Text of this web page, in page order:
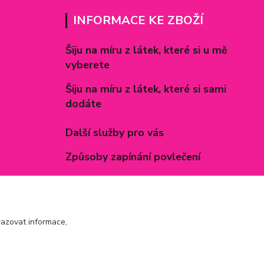
INFORMACE KE ZBOŽÍ
Šiju na míru z látek, které si u mě
vyberete
Šiju na míru z látek, které si sami
dodáte
Další služby pro vás
Způsoby zapínání povlečení
Rozměry prostěradel
informace,